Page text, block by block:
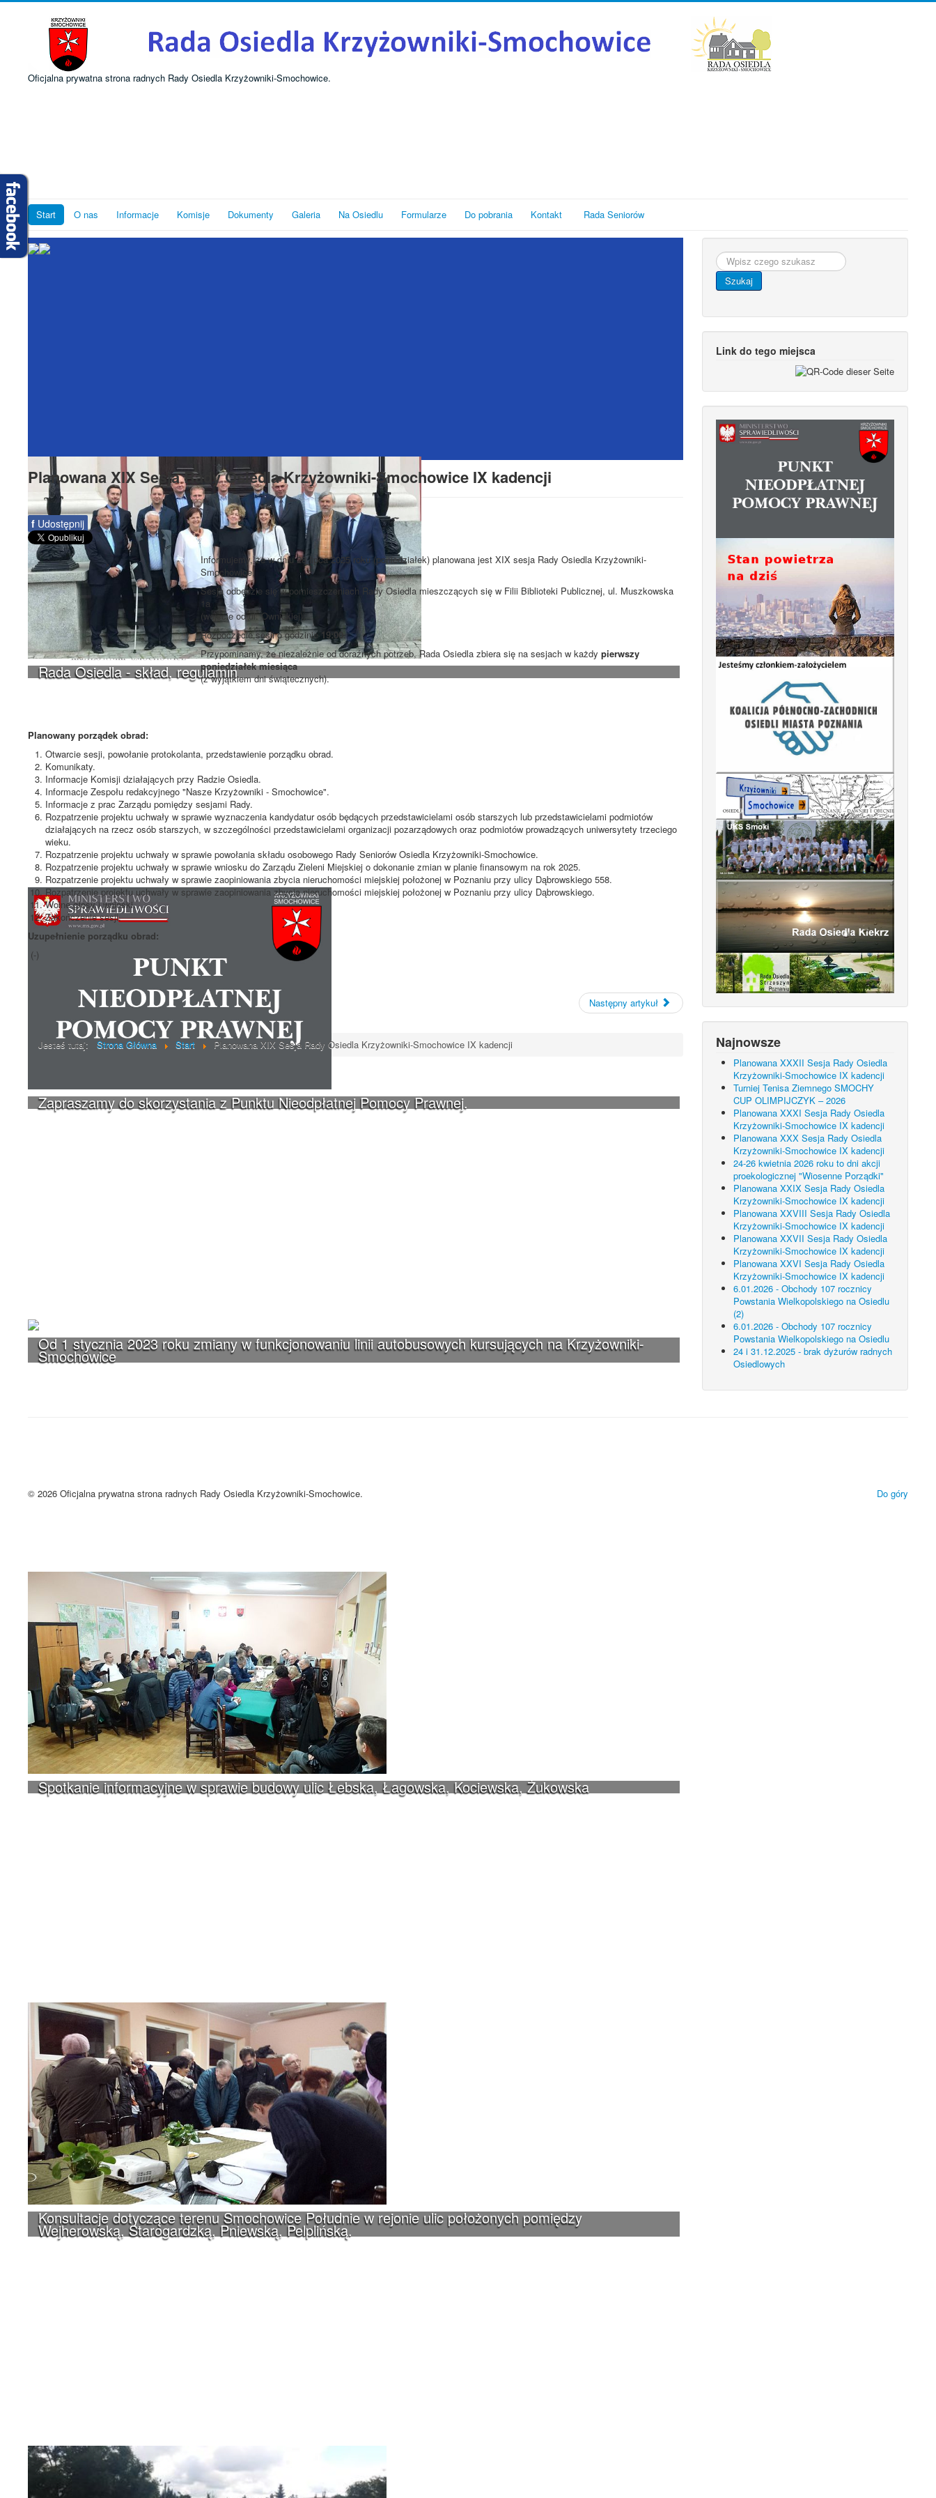
Oficjalna prywatna strona radnych Rady Osiedla Krzyżowniki-Smochowice.
Start O nas Informacje Komisje Dokumenty Galeria Na Osiedlu Formularze Do pobrania Kontakt Rada Seniorów
Rada Osiedla - skład, regulamin
Zapraszamy do skorzystania z Punktu Nieodpłatnej Pomocy Prawnej.
Od 1 stycznia 2023 roku zmiany w funkcjonowaniu linii autobusowych kursujących na Krzyżowniki-
Smochowice
Spotkanie informacyjne w sprawie budowy ulic Łebska, Łagowska, Kociewska, Żukowska
Konsultacje dotyczące terenu Smochowice Południe w rejonie ulic położonych pomiędzy
Wejherowską, Starogardzką, Pniewską, Pelplińską.
Planowana XIX Sesja Rady Osiedla Krzyżowniki-Smochowice IX kadencji
f Udostępnij
Informujemy, że w dniu 28 lipca 2025 roku (poniedziałek) planowana jest XIX sesja Rady Osiedla Krzyżowniki-
Smochowice.
Sesja odbędzie się w pomieszczeniach Rady Osiedla mieszczących się w Filii Biblioteki Publicznej, ul. Muszkowska
1a
(wejście od ul. Ownickiej).
Rozpoczęcie sesji o godzinie 19:00 .
Przypominamy, że niezależnie od doraźnych potrzeb, Rada Osiedla zbiera się na sesjach w każdy pierwszy
poniedziałek miesiąca
(z wyjątkiem dni świątecznych).
Planowany porządek obrad:
Otwarcie sesji, powołanie protokolanta, przedstawienie porządku obrad.
Komunikaty.
Informacje Komisji działających przy Radzie Osiedla.
Informacje Zespołu redakcyjnego "Nasze Krzyżowniki - Smochowice".
Informacje z prac Zarządu pomiędzy sesjami Rady.
Rozpatrzenie projektu uchwały w sprawie wyznaczenia kandydatur osób będących przedstawicielami osób starszych lub przedstawicielami podmiotów
działających na rzecz osób starszych, w szczególności przedstawicielami organizacji pozarządowych oraz podmiotów prowadzących uniwersytety trzeciego
wieku.
Rozpatrzenie projektu uchwały w sprawie powołania składu osobowego Rady Seniorów Osiedla Krzyżowniki-Smochowice.
Rozpatrzenie projektu uchwały w sprawie wniosku do Zarządu Zieleni Miejskiej o dokonanie zmian w planie finansowym na rok 2025.
Rozpatrzenie projektu uchwały w sprawie zaopiniowania zbycia nieruchomości miejskiej położonej w Poznaniu przy ulicy Dąbrowskiego 558.
Rozpatrzenie projektu uchwały w sprawie zaopiniowania zbycia nieruchomości miejskiej położonej w Poznaniu przy ulicy Dąbrowskiego.
Wolne głosy i wnioski.
Zakończenie sesji.
Uzupełnienie porządku obrad:
(-)
Poprzedni artykuł Następny artykuł
Jesteś tutaj: Strona Główna Start Planowana XIX Sesja Rady Osiedla Krzyżowniki-Smochowice IX kadencji
Szukaj...
Szukaj
Link do tego miejsca
Najnowsze
Planowana XXXII Sesja Rady Osiedla
Krzyżowniki-Smochowice IX kadencji
Turniej Tenisa Ziemnego SMOCHY
CUP OLIMPIJCZYK – 2026
Planowana XXXI Sesja Rady Osiedla
Krzyżowniki-Smochowice IX kadencji
Planowana XXX Sesja Rady Osiedla
Krzyżowniki-Smochowice IX kadencji
24-26 kwietnia 2026 roku to dni akcji
proekologicznej "Wiosenne Porządki"
Planowana XXIX Sesja Rady Osiedla
Krzyżowniki-Smochowice IX kadencji
Planowana XXVIII Sesja Rady Osiedla
Krzyżowniki-Smochowice IX kadencji
Planowana XXVII Sesja Rady Osiedla
Krzyżowniki-Smochowice IX kadencji
Planowana XXVI Sesja Rady Osiedla
Krzyżowniki-Smochowice IX kadencji
6.01.2026 - Obchody 107 rocznicy
Powstania Wielkopolskiego na Osiedlu
(2)
6.01.2026 - Obchody 107 rocznicy
Powstania Wielkopolskiego na Osiedlu
24 i 31.12.2025 - brak dyżurów radnych
Osiedlowych
Do góry
© 2026 Oficjalna prywatna strona radnych Rady Osiedla Krzyżowniki-Smochowice.